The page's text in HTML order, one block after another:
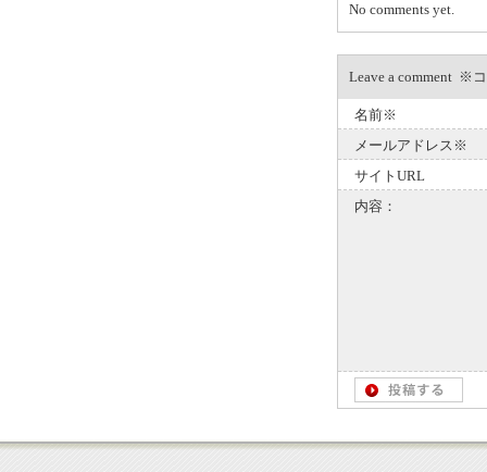
No comments yet.
Leave a comment ※
名前※
メールアドレス※
サイトURL
内容：